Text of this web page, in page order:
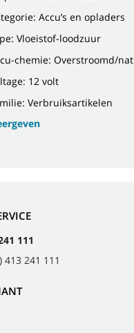
Accu’s en opladers
Vloeistof-loodzuur
chemie: Overstroomd/nat
12 volt
Verbruiksartikelen
111
413 241 111